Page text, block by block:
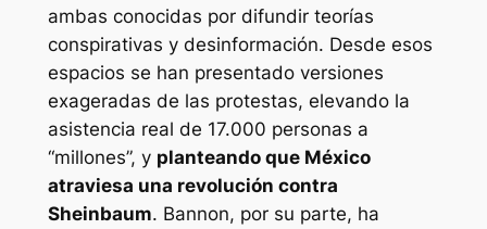
ambas conocidas por difundir teorías
conspirativas y desinformación. Desde esos
espacios se han presentado versiones
exageradas de las protestas, elevando la
asistencia real de 17.000 personas a
“millones”, y planteando que México
atraviesa una revolución contra
Sheinbaum. Bannon, por su parte, ha